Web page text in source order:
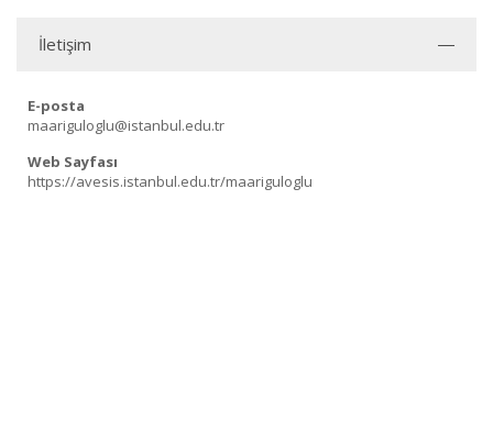
İletişim
E-posta
maariguloglu@istanbul.edu.tr
Web Sayfası
https://avesis.istanbul.edu.tr/maariguloglu